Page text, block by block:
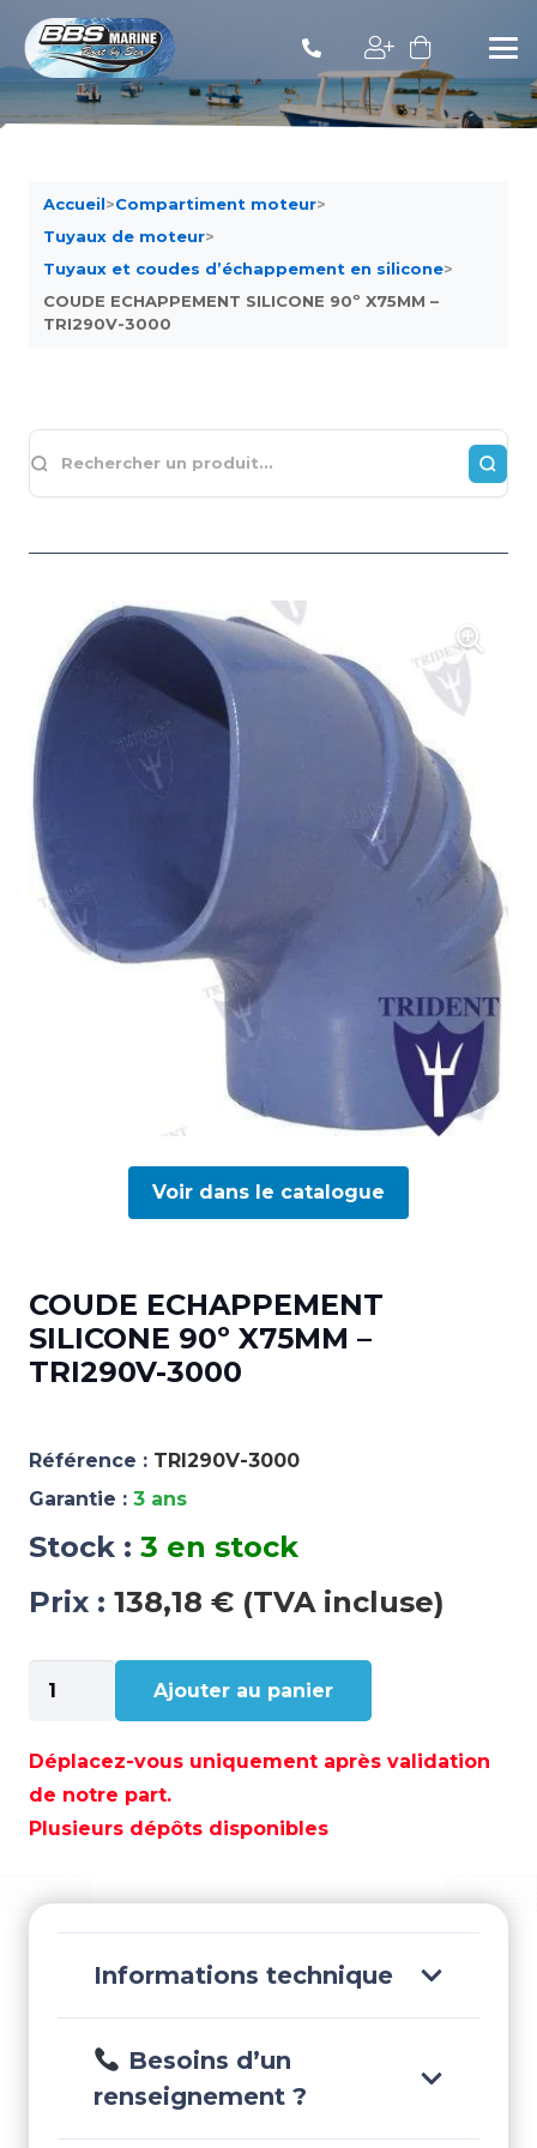
Accueil>Compartiment moteur>
Tuyaux de moteur>
Tuyaux et coudes d’échappement en silicone>
COUDE ECHAPPEMENT SILICONE 90º X75MM –
TRI290V-3000
Voir dans le catalogue
COUDE ECHAPPEMENT
SILICONE 90º X75MM –
TRI290V-3000
Référence : TRI290V-3000
Garantie : 3 ans
Stock : 3 en stock
Prix : 138,18 € (TVA incluse)
quantité
de
ECHAPPEMENT
SILICONE
90º
TRI290V-
3000
Ajouter au panier
Déplacez-vous uniquement après validation
de notre part.
Plusieurs dépôts disponibles
Informations technique
Besoins d’un
renseignement ?